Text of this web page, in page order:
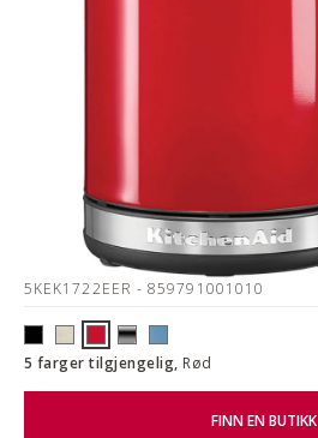
5KEK1722EER - 859791001010
5 farger tilgjengelig, Rød
FINN EN BUTIKK